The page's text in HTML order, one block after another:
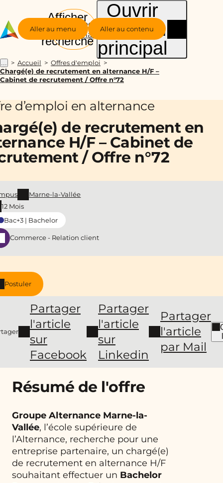
Aller au menu Aller au contenu
Groupe
Alternance
Afficher
la
recherche
Ouvrir
le menu
principal
... Accueil
Offres d'emploi
Chargé(e) de recrutement en alternance H/F –
Cabinet de recrutement / Offre n°72
d’emploi en alternance
de recrutement en
H/F – Cabinet de
/ Offre n°72
Postuler
Partager
l'article
sur
Facebook
Partager
l'article
sur
Linkedin
Partager
l'article
par Mail
Marne-la-Vallée
12 Mois
Bac+3 | Bachelor
Commerce - Relation client
Résumé de l'offre
Groupe Alternance Marne-la-
Vallée, l’école supérieure de
l’Alternance, recherche pour une
entreprise partenaire, un chargé(e)
de recrutement en alternance H/F
souhaitant effectuer un Bachelor